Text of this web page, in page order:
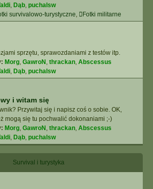
, Dąb, puchalsw
survivalowo-turystyczne, Fotki militarne
sprzętu, sprawozdaniami z testów itp.
Morg, GawroN , thrackan, Abscessus
, Dąb, puchalsw
i witam się
Przywitaj się i napisz coś o sobie. OK,
mogą się tu pochwalić dokonaniami ;-)
Morg, GawroN , thrackan, Abscessus
, Dąb, puchalsw
Survival i turystyka